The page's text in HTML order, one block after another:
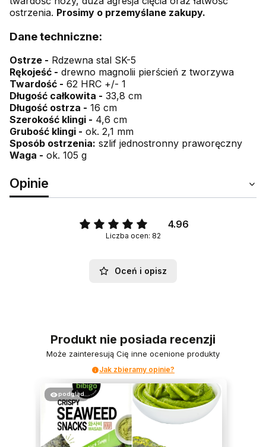
ostrzenia. Prosimy o przemyślane zakupy.
Dane techniczne:
Ostrze - Rdzewna stal SK-5
Rękojeść - drewno magnolii pierścień z tworzywa
Twardość - 62 HRC +/- 1
Długość całkowita - 33,8 cm
Długość ostrza - 16 cm
Szerokość klingi - 4,6 cm
Grubość klingi - ok. 2,1 mm
Sposób ostrzenia: szlif jednostronny praworęczny
Waga - ok. 105 g
Opinie
4.96
Liczba ocen: 82
Oceń i opisz
Produkt nie posiada recenzji
Może zainteresują Cię inne ocenione produkty
Jak zbieramy opinie?
podgląd